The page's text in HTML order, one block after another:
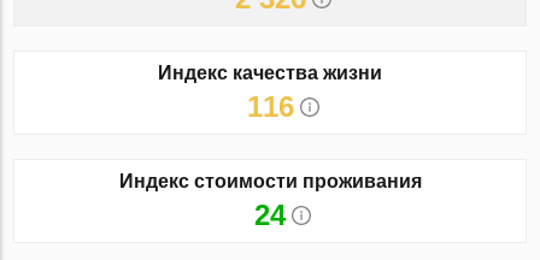
Индекс качества жизни
116
Индекс стоимости проживания
24